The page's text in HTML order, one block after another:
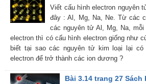
Viết cấu hình electron nguyên
đây : Al, Mg, Na, Ne. Từ các
các nguyên tử Al, Mg, Na,
electron thì có cấu hình electron giống như
biết tại sao các nguyên tử kim loại lại có
electron để trở thành các ion dương ?
Bài 3.14 trang 27 Sách